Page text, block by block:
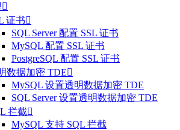

证书
SQL Server 配置 SSL 证书
MySQL 配置 SSL 证书
PostgreSQL 配置 SSL 证书
数据加密 TDE
MySQL 设置透明数据加密 TDE
SQL Server 设置透明数据加密 TDE
拦截
MySQL 支持 SQL 拦截